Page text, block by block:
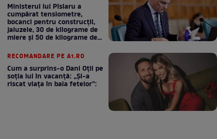
Ministerul lui Pîslaru a
cumpărat tensiometre,
bocanci pentru construcții,
jaluzele, 30 de kilograme de
miere și 50 de kilograme de
RECOMANDARE PE A1.RO
Cum a surprins-o Dani Oțil pe
soția lui în vacanță: „Și-a
riscat viața în baia fetelor”: